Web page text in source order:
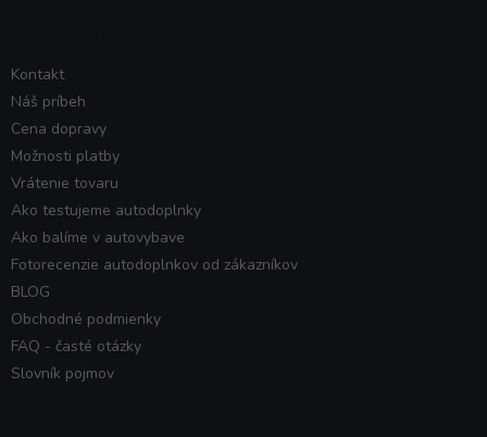
Kontakt
Náš príbeh
Cena dopravy
Možnosti platby
Vrátenie tovaru
Ako testujeme autodoplnky
Ako balíme v autovybave
Fotorecenzie autodoplnkov od zákazníkov
BLOG
Obchodné podmienky
FAQ - časté otázky
Slovník pojmov